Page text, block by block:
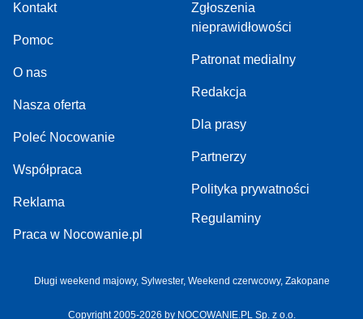
Kontakt
Pomoc
O nas
Nasza oferta
Poleć Nocowanie
Współpraca
Reklama
Praca w Nocowanie.pl
Zgłoszenia
nieprawidłowości
Patronat medialny
Redakcja
Dla prasy
Partnerzy
Polityka prywatności
Regulaminy
Długi weekend majowy, Sylwester, Weekend czerwcowy, Zakopane
Copyright 2005-2026 by NOCOWANIE.PL Sp. z o.o.